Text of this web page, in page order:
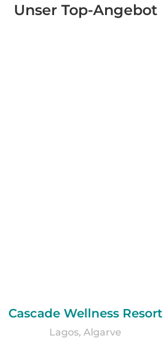
Unser Top-Angebot
Cascade Wellness Resort
Lagos, Algarve